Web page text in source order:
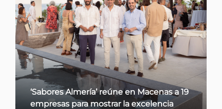
‘Sabores Almería’ reúne en Macenas a 19
empresas para mostrar la excelencia